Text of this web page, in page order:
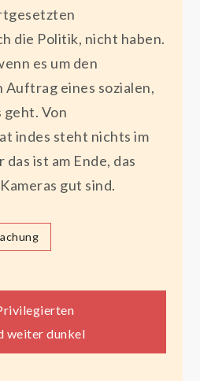
die Politik, nicht haben.
es um den
eines sozialen,
Von
indes steht nichts im
ist am Ende, das
gut sind.
weiter dunkel